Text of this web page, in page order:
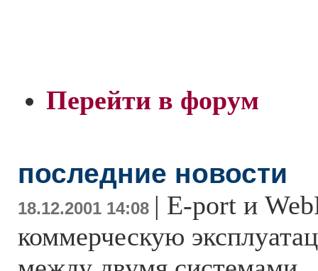
Перейти в форум
последние новости
18.12.2001 14:08 | E-port и
коммерческую